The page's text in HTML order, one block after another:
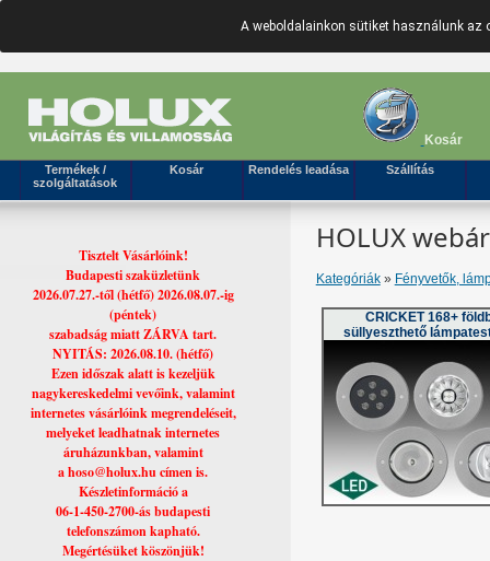
A weboldalainkon sütiket használunk
Kosár
Termékek /
szolgáltatások
Kosár Rendelés leadása Szállítás
HOLUX
Kategóriák» Fényvetők,
CRICKET 168+
süllyeszthető
Tisztelt Vásárlóink!
Budapesti szaküzletünk
2026.07.27.-től (hétfő) 2026.08.07.-ig
(péntek)
szabadság miatt ZÁRVA tart.
NYITÁS: 2026.08.10. (hétfő)
Ezen időszak alatt is kezeljük
nagykereskedelmi vevőink, valamint
internetes vásárlóink megrendeléseit,
melyeket leadhatnak internetes
áruházunkban, valamint
a hoso@holux.hu címen is.
Készletinformáció a
06-1-450-2700-ás budapesti
telefonszámon kapható.
Megértésüket köszönjük!